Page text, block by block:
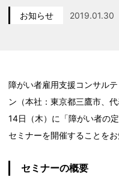
へ
移
カテゴリー
お知らせ
投稿日
2019.01.30
障がい者雇用支援コンサル
ン（本社：東京都三鷹市、
14日（木）に「障がい者の
セミナーを開催することをお
セミナーの概要